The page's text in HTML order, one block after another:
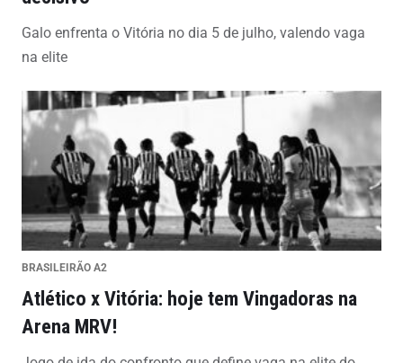
Galo enfrenta o Vitória no dia 5 de julho, valendo vaga
na elite
BRASILEIRÃO A2
Atlético x Vitória: hoje tem Vingadoras na
Arena MRV!